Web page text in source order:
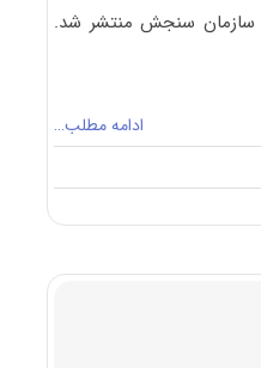
سازمان سنجش منتشر شد.
ادامه مطلب…